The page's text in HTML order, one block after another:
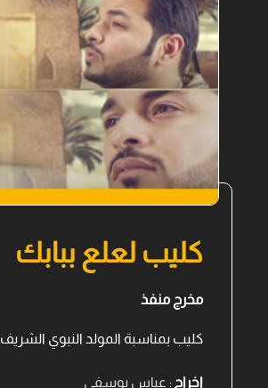
كليب لعلع ببابك
مخرج منفذ
كليب بمناسبة المولد النبوي الشريف
اخراج : عباس يوسفي